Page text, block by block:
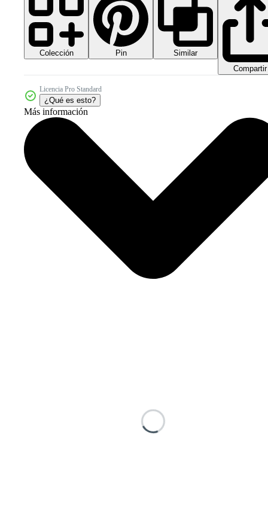
Colección Pin
Similar
Compartir
Licencia Pro Standard
¿Qué es esto?
Más información